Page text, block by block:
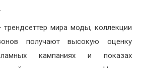
трендсеттер мира моды, коллекции
получают высокую оценку
кампаниях и показах